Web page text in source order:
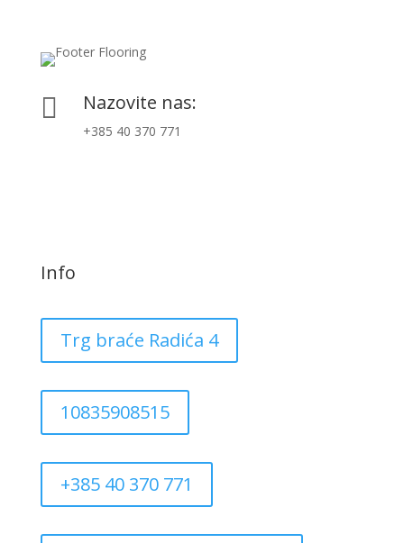
 Nazovite nas:
+385 40 370 771
Info
Trg braće Radića 4
10835908515
+385 40 370 771